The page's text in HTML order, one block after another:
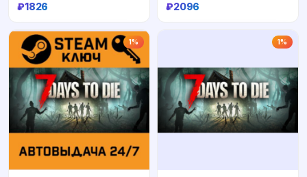
Купить
₽1826 ₽2096
1% 1%